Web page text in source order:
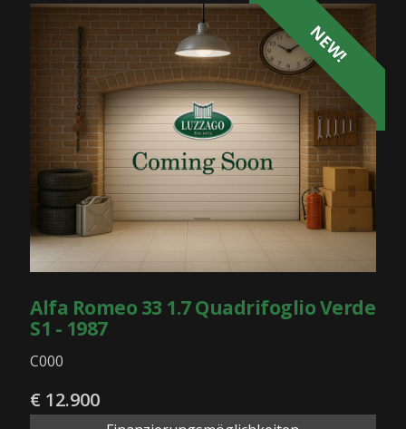
NEW!
Alfa Romeo 33 1.7 Quadrifoglio Verde
S1 - 1987
C000
€ 12.900